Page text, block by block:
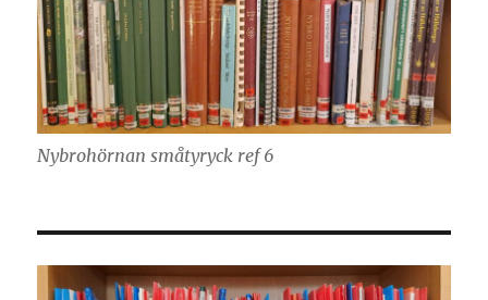
Nybrohörnan småtyryck ref 6